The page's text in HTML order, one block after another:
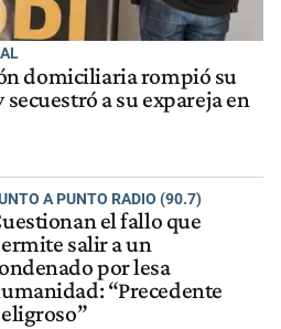
domiciliaria rompió su
a su expareja en
A PUNTO RADIO (90.7)
el fallo que
salir a un
por lesa
“Precedente